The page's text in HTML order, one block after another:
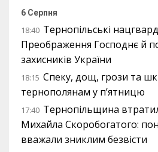
6 Серпня
18:40 Тернопільські
Преображення Господнє й
захисників України
18:15 Спеку, дощ, грози та
тернополянам у п’ятницю
17:40 Тернопільщина
Михайла Скоробогатого:
вважали зниклим безвісти